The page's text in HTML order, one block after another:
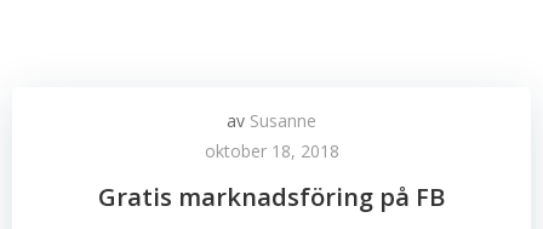
av Susanne
oktober 18, 2018
Gratis marknadsföring på FB